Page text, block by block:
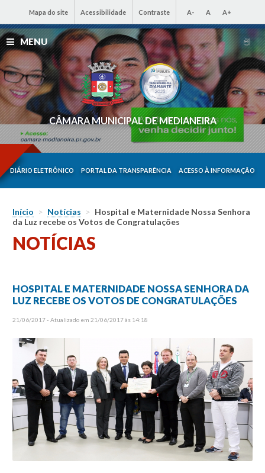
Mapa do site Acessibilidade Contraste A- A A+
MENU
CÂMARA MUNICIPAL DE MEDIANEIRA
DIÁRIO ELETRÔNICO PORTAL DA TRANSPARÊNCIA ACESSO À INFORMAÇÃO
Início > Notícias > Hospital e Maternidade Nossa Senhora
da Luz recebe os Votos de Congratulações
NOTÍCIAS
HOSPITAL E MATERNIDADE NOSSA SENHORA DA
LUZ RECEBE OS VOTOS DE CONGRATULAÇÕES
21/06/2017 - Atualizado em 21/06/2017 às 14:18